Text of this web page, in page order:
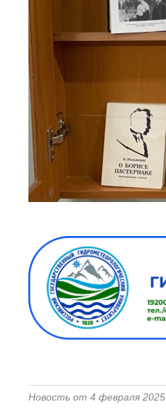
Новость от 4 февраля 2025